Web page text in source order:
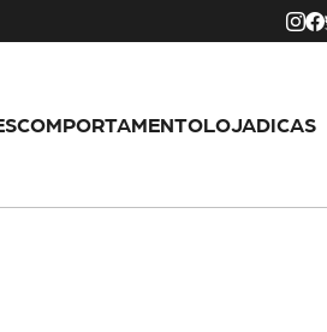
COMPORTAMENTOLOJADICAS